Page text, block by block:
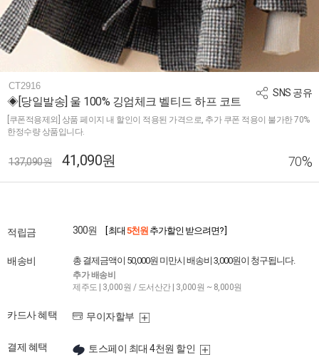
SNS 공유
CT2916
◈[당일발송] 울 100% 깅엄체크 벨티드 하프 코트
[쿠폰적용제외] 상품 페이지 내 할인이 적용된 가격으로, 추가 쿠폰 적용이 불가한 70%
한정수량 상품입니다.
137,090원 41,090원 70%
적립금 300원 [ 최대 5천원 추가할인 받으려면? ]
배송비 총 결제금액이 50,000원 미만시 배송비 3,000원이 청구됩니다.
추가 배송비
제주도 | 3,000원 / 도서산간 | 3,000원 ~ 8,000원
카드사 혜택 무이자할부
결제 혜택 토스페이 최대 4천원 할인